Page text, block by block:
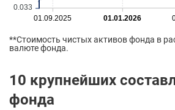
01.09.2025 01.01.2026
0.033
**Стоимость чистых активов фонда в
валюте фонда.
10 крупнейших
фонда